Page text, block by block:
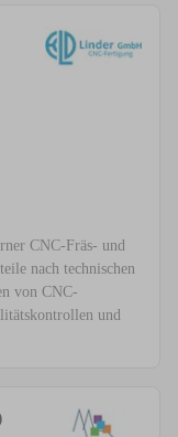
CNC-Fräs- und
nach technischen
von CNC-
und